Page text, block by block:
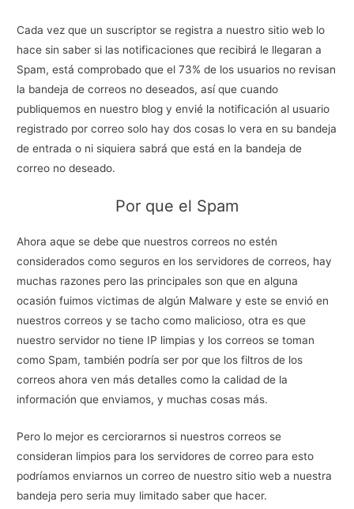
Cada vez que un suscriptor se registra a nuestro sitio web lo
hace sin saber si las notificaciones que recibirá le llegaran a
Spam, está comprobado que el 73% de los usuarios no revisan
la bandeja de correos no deseados, así que cuando
publiquemos en nuestro blog y envié la notificación al usuario
registrado por correo solo hay dos cosas lo vera en su bandeja
de entrada o ni siquiera sabrá que está en la bandeja de
correo no deseado.
Por que el Spam
Ahora aque se debe que nuestros correos no estén
considerados como seguros en los servidores de correos, hay
muchas razones pero las principales son que en alguna
ocasión fuimos victimas de algún Malware y este se envió en
nuestros correos y se tacho como malicioso, otra es que
nuestro servidor no tiene IP limpias y los correos se toman
como Spam, también podría ser por que los filtros de los
correos ahora ven más detalles como la calidad de la
información que enviamos, y muchas cosas más.
Pero lo mejor es cerciorarnos si nuestros correos se
consideran limpios para los servidores de correo para esto
podríamos enviarnos un correo de nuestro sitio web a nuestra
bandeja pero seria muy limitado saber que hacer.